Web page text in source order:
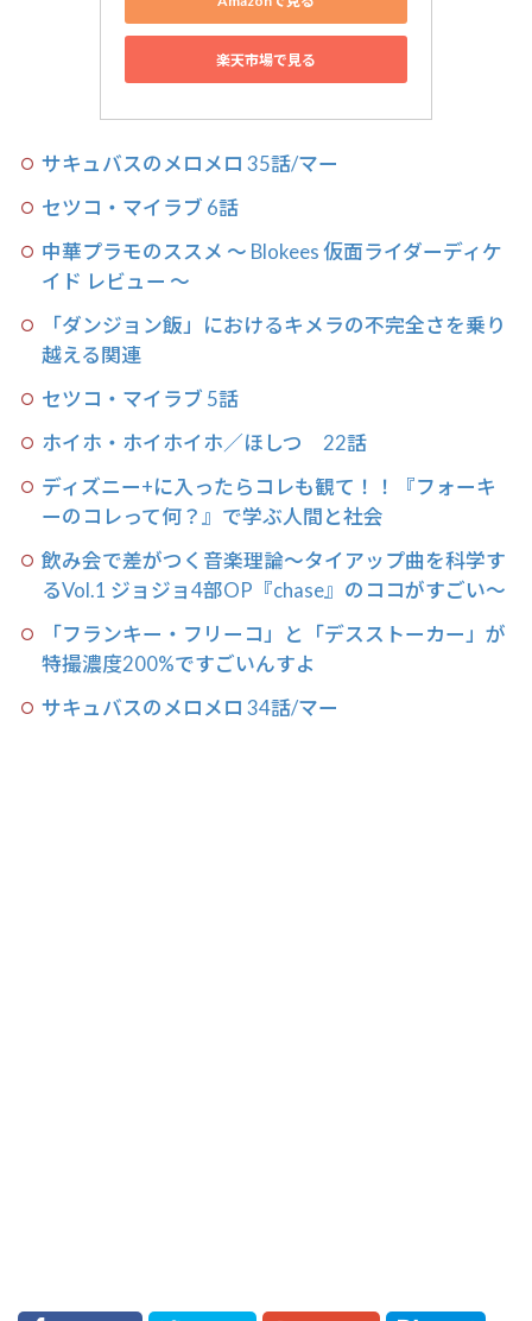
楽天市場で見る
サキュバスのメロメロ 35話/マー
セツコ・マイラブ 6話
中華プラモのススメ 〜 Blokees 仮面ライダーディケ
イド レビュー 〜
「ダンジョン飯」におけるキメラの不完全さを乗り
越える関連
セツコ・マイラブ 5話
ホイホ・ホイホイホ／ほしつ 22話
ディズニー+に入ったらコレも観て！！『フォーキ
ーのコレって何？』で学ぶ人間と社会
飲み会で差がつく音楽理論〜タイアップ曲を科学す
るVol.1 ジョジョ4部OP『chase』のココがすごい〜
「フランキー・フリーコ」と「デスストーカー」が
特撮濃度200%ですごいんすよ
サキュバスのメロメロ 34話/マー